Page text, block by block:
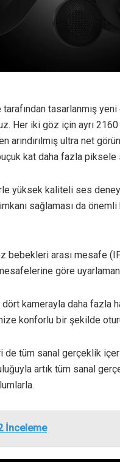
tasarlanmış
Her iki göz için ayrı
arındırılmış ultra net
kat daha fazla
yüksek kaliteli ses
sağlaması da
bebekleri arası mesafe
göre
kamerayla daha fazla
konforlu bir şekilde
de tüm sanal gerçeklik
artık tüm sanal
İnceleme